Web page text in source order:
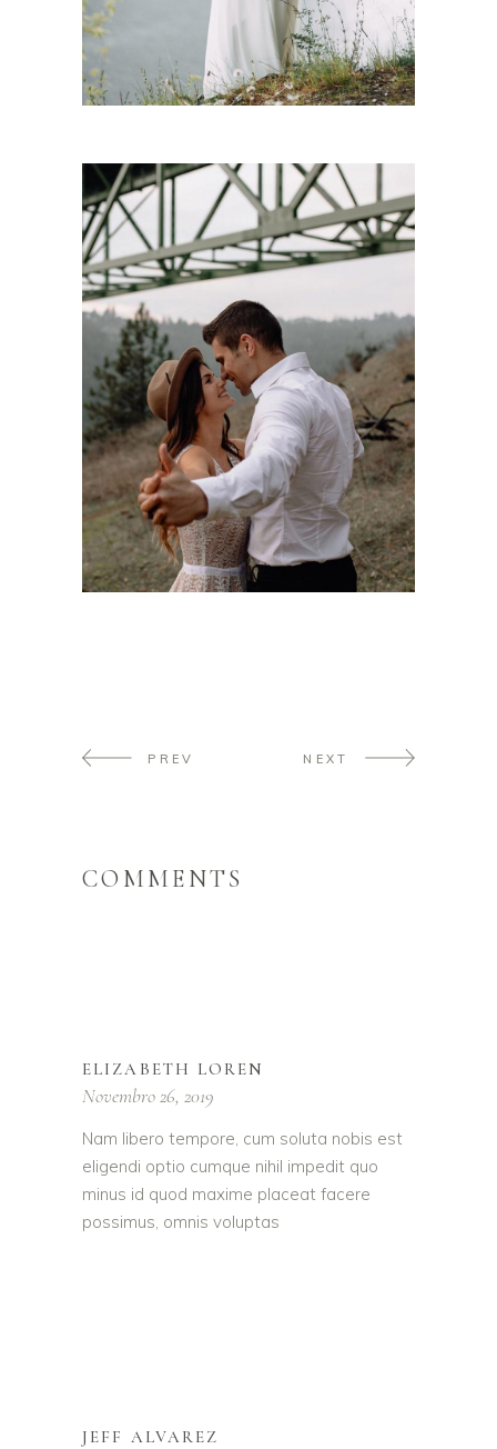
PREV NEXT
COMMENTS
ELIZABETH LOREN
Novembro 26, 2019
Nam libero tempore, cum soluta nobis est
eligendi optio cumque nihil impedit quo
minus id quod maxime placeat facere
possimus, omnis voluptas
JEFF ALVAREZ